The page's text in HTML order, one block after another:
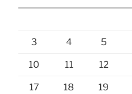
3 4 5
10 11 12
17 18 19